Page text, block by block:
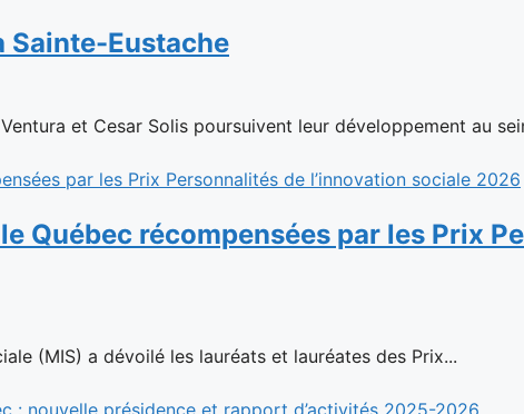
Sainte-Eustache
et Cesar Solis poursuivent leur développement au
Québec récompensées par les Prix
(MIS) a dévoilé les lauréats et lauréates des Prix...